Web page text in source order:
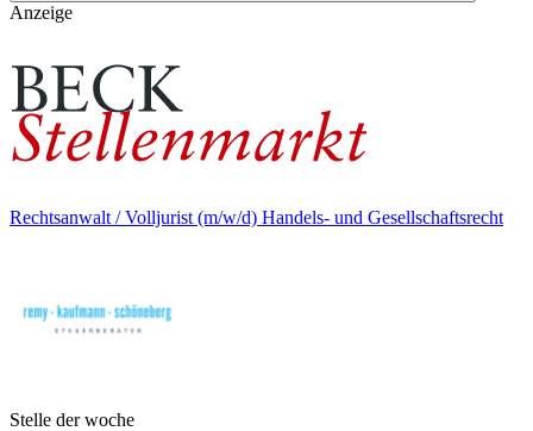
Anzeige
Rechtsanwalt / Volljurist (m/w/d) Handels- und Gesellschaftsrecht
Stelle der woche